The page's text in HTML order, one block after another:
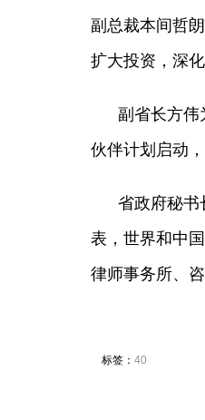
副总裁本间哲
扩大投资，深
副省长方伟
伙伴计划启动
省政府秘书
表，世界和中
律师事务所、
标签： 40
青年非遗
文化遗产是中
接着不同地
们。